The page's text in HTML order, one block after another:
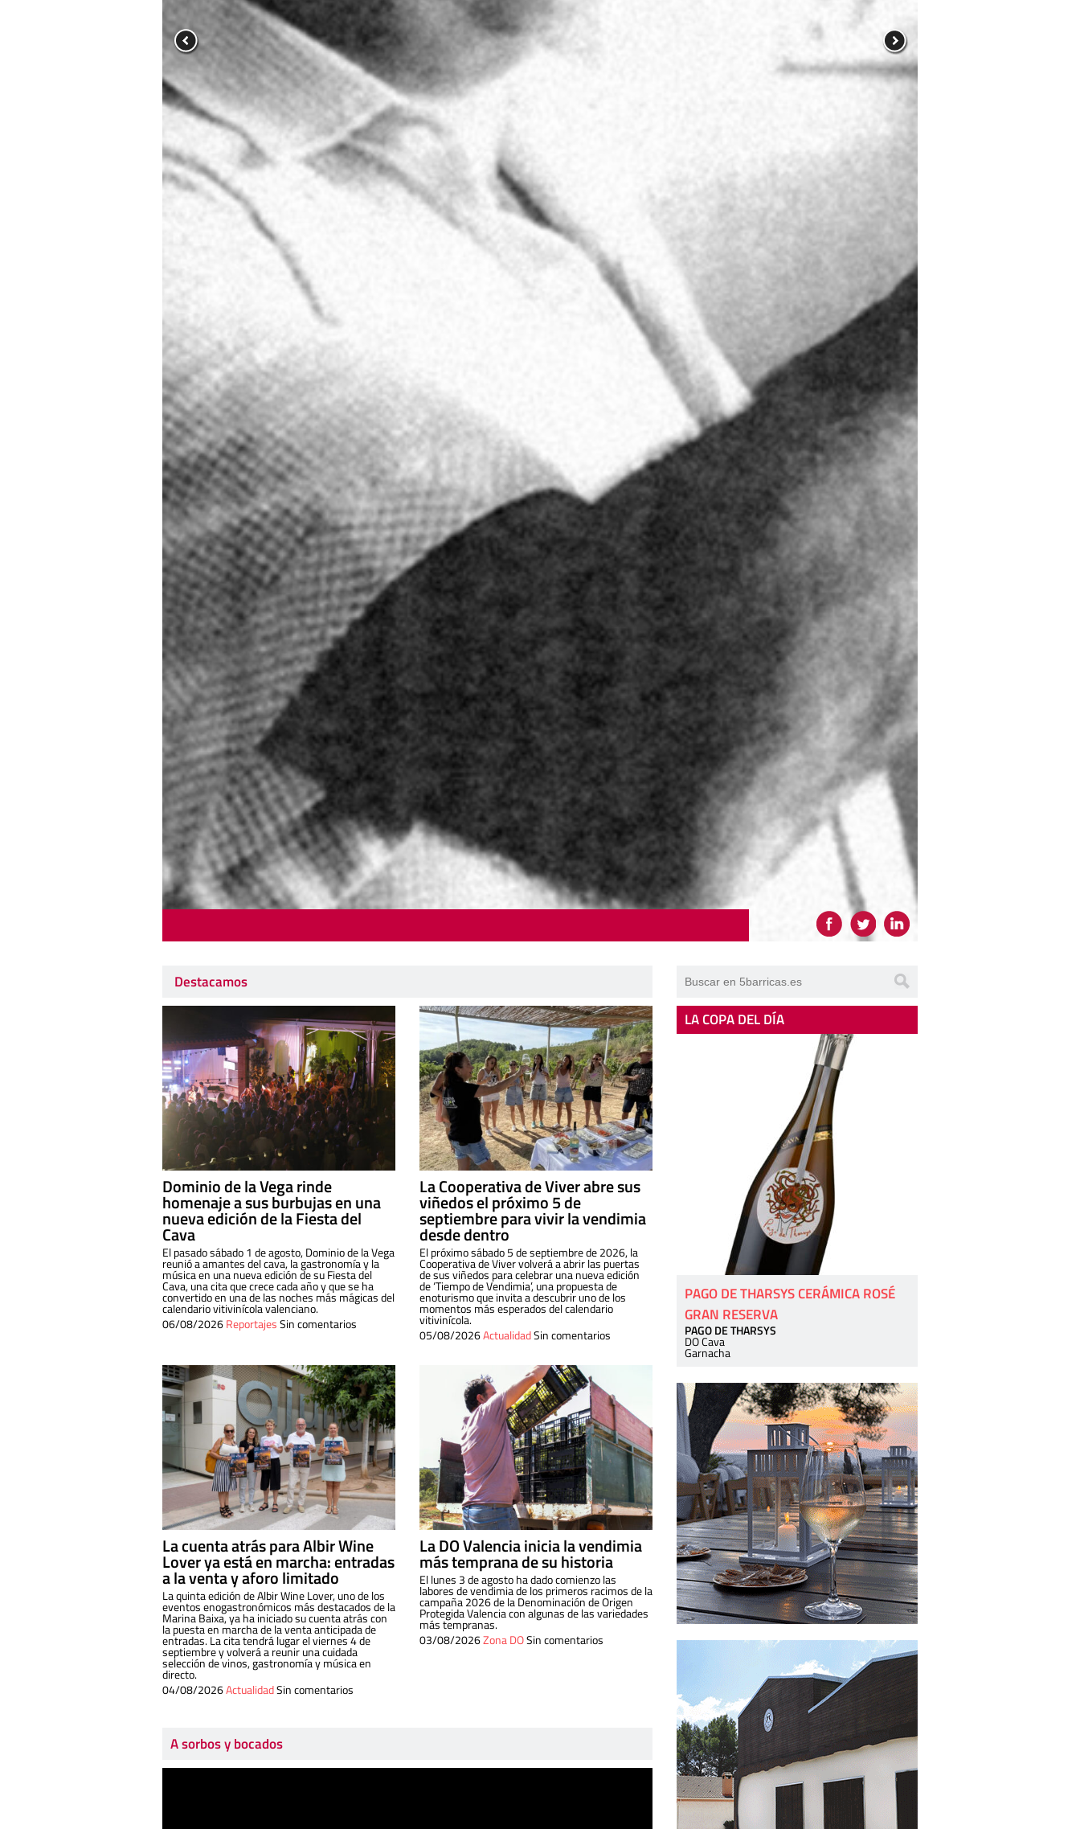
Destacamos
Dominio de la Vega rinde
homenaje a sus burbujas en una
nueva edición de la Fiesta del
Cava
El pasado sábado 1 de agosto, Dominio de la Vega
reunió a amantes del cava, la gastronomía y la
música en una nueva edición de su Fiesta del
Cava, una cita que crece cada año y que se ha
convertido en una de las noches más mágicas del
calendario vitivinícola valenciano.
06/08/2026ReportajesSin comentarios
La Cooperativa de Viver abre sus
viñedos el próximo 5 de
septiembre para vivir la vendimia
desde dentro
El próximo sábado 5 de septiembre de 2026, la
Cooperativa de Viver volverá a abrir las puertas
de sus viñedos para celebrar una nueva edición
de ‘Tiempo de Vendimia’, una propuesta de
enoturismo que invita a descubrir uno de los
momentos más esperados del calendario
vitivinícola.
05/08/2026ActualidadSin comentarios
La cuenta atrás para Albir Wine
Lover ya está en marcha: entradas
a la venta y aforo limitado
La quinta edición de Albir Wine Lover, uno de los
eventos enogastronómicos más destacados de la
Marina Baixa, ya ha iniciado su cuenta atrás con
la puesta en marcha de la venta anticipada de
entradas. La cita tendrá lugar el viernes 4 de
septiembre y volverá a reunir una cuidada
selección de vinos, gastronomía y música en
directo.
04/08/2026ActualidadSin comentarios
La DO Valencia inicia la vendimia
más temprana de su historia
El lunes 3 de agosto ha dado comienzo las
labores de vendimia de los primeros racimos de la
campaña 2026 de la Denominación de Origen
Protegida Valencia con algunas de las variedades
más tempranas.
03/08/2026Zona DOSin comentarios
A sorbos y bocados
LA COPA DEL DÍA
PAGO DE THARSYS CERÁMICA ROSÉ
GRAN RESERVA
PAGO DE THARSYS
DO Cava
Garnacha